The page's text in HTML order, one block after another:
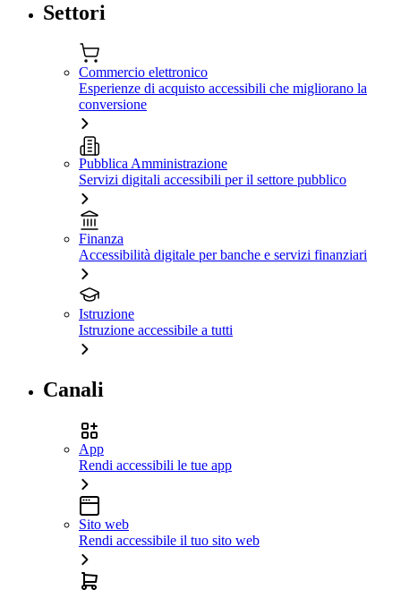
Settori
Commercio elettronico
Esperienze di acquisto accessibili che migliorano la
conversione
Pubblica Amministrazione
Servizi digitali accessibili per il settore pubblico
Finanza
Accessibilità digitale per banche e servizi finanziari
Istruzione
Istruzione accessibile a tutti
Canali
App
Rendi accessibili le tue app
Sito web
Rendi accessibile il tuo sito web